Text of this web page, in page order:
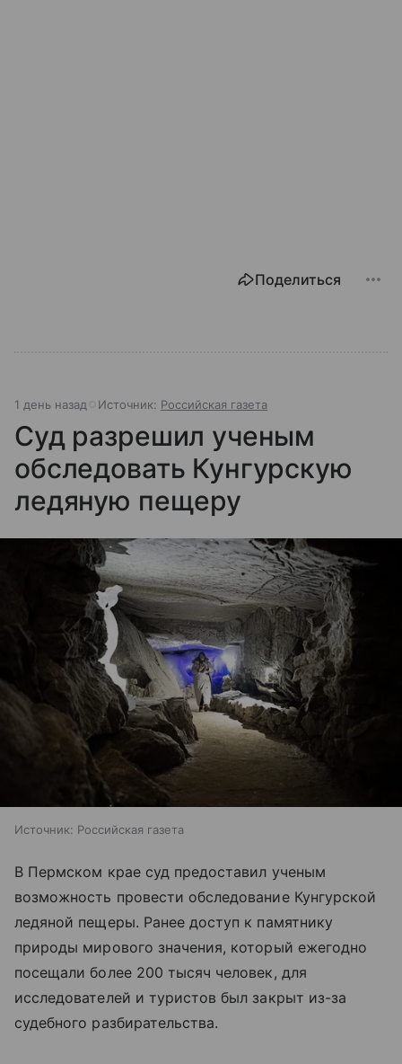
Поделиться
1 день назад Источник: Российская газета
Суд разрешил ученым
обследовать Кунгурскую
ледяную пещеру
Источник: Российская газета
В Пермском крае суд предоставил ученым
возможность провести обследование Кунгурской
ледяной пещеры. Ранее доступ к памятнику
природы мирового значения, который ежегодно
посещали более 200 тысяч человек, для
исследователей и туристов был закрыт из-за
судебного разбирательства.